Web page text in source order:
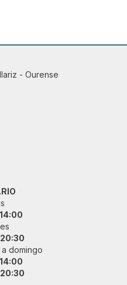
- Ourense
14:00
20:30
domingo
14:00
20:30